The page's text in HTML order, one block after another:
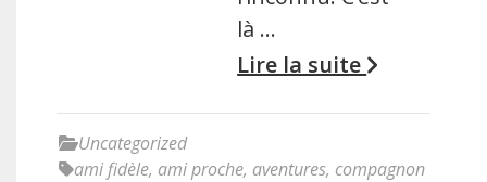
là …
Lire la suite
Uncategorized
ami fidèle, ami proche, aventures, compagnon